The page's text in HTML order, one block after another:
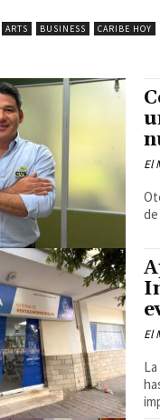
ARTS BUSINESS CARIBE HOY
El
El